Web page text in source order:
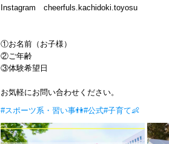
Instagram cheerfuls.kachidoki.toyosu
①お名前（お子様）
②ご年齢
③体験希望日
お気軽にお問い合わせください。
#スポーツ系・習い事👫#公式#子育て👶